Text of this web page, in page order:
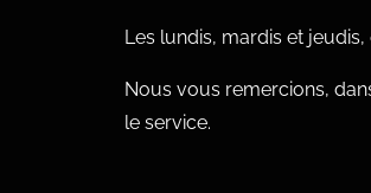
Les lundis, mardis et
Nous vous remercions,
le service.